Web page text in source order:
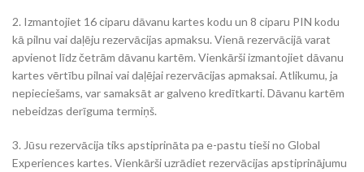
2. Izmantojiet 16 ciparu dāvanu kartes kodu un 8 ciparu PIN kodu
kā pilnu vai daļēju rezervācijas apmaksu. Vienā rezervācijā varat
apvienot līdz četrām dāvanu kartēm. Vienkārši izmantojiet dāvanu
kartes vērtību pilnai vai daļējai rezervācijas apmaksai. Atlikumu, ja
nepieciešams, var samaksāt ar galveno kredītkarti. Dāvanu kartēm
nebeidzas derīguma termiņš.
3. Jūsu rezervācija tiks apstiprināta pa e-pastu tieši no Global
Experiences kartes. Vienkārši uzrādiet rezervācijas apstiprinājumu